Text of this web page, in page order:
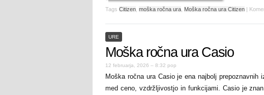
Tags Citizen moška ročna ura Moška ročna ura Citizen |
URE
Moška ročna ura Casio
12 februarja, 2026 – 8:32 pop
Moška ročna ura Casio je ena najbolj
med ceno, vzdržljivostjo in funkcijami. Casio je